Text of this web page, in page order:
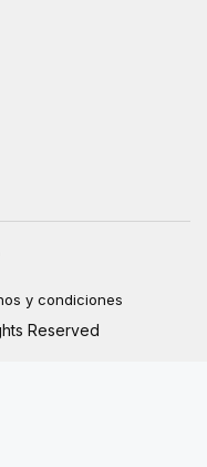
y condiciones
Reserved